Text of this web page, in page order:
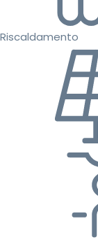
Riscaldamento